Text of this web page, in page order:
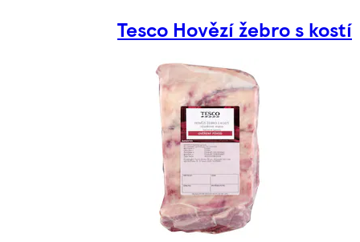
Tesco Hovězí žebro s kostí